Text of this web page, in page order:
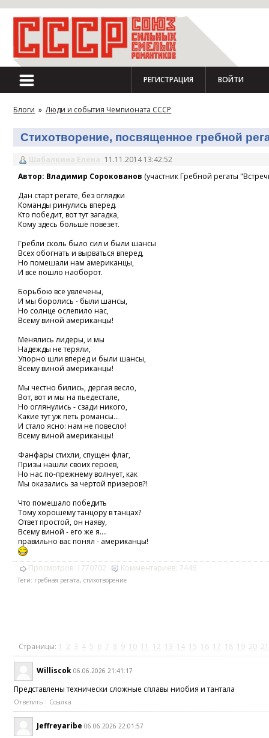
РЕГИСТРАЦИЯ ВОЙТИ
Блоги » Люди и события Чемпионата СССР
Стихотворение, посвященное гребной
Шабалкина Елена 11.11.2014 13:42:52
Автор: Владимир Сорокованов (участник Гребной регаты
Дан старт регате, без оглядки
Команды ринулись вперед.
Кто победит, вот тут загадка,
Кому здесь больше повезет.
Гребли сколь было сил и были шансы
Всех обогнать и вырваться вперед,
Но помешали нам американцы,
И все пошло наоборот.
Борьбою все увлечены,
И мы боролись - были шансы,
Но солнце ослепило нас,
Всему виной американцы!
Менялись лидеры, и мы
Надежды не теряли,
Упорно шли вперед и были шансы,
Всему виной американцы!
Мы честно бились, дергая весло,
Вот, вот и мы на пьедестале,
Но оглянулись - сзади никого,
Какие тут уж петь романсы...
И стало ясно: нам не повесло!
Всему виной американцы!
Фанфары стихли, спущен флаг,
Призы нашли своих героев,
Но нас по-прежнему волнует, как
Мы оказались за чертой призеров?!
Что помешало победить
Тому хорошему танцору в танцах?
Ответ простой, он наяву,
Всему виной - его же я....
правильно вас понял - американцы!
Просмотров: 1770702 Комментариев: 7446
Теги: гребная регата, стихотворение
Страницы: 1 2 3 4 5 6 7 8 9 10 11 12 13 14 15 16 17 18 19 20 21
Williscok 06.06.2026 21:41:17
Представлены технически сложные сплавы ниобия и тантала
Ответить Ссылка
Jeffreyaribe 06.06.2026 22:01:57